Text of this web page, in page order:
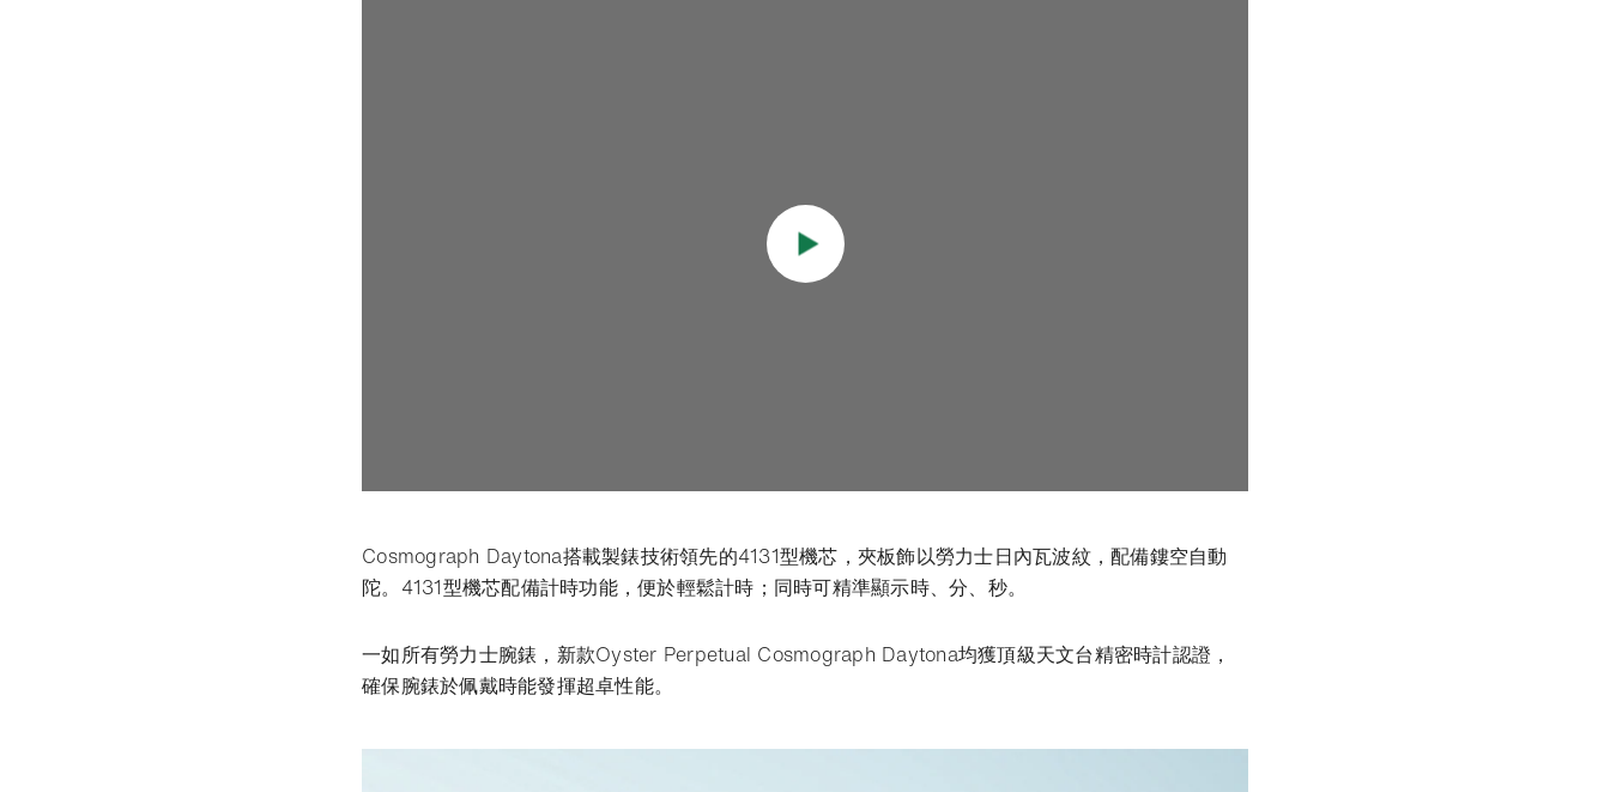
Cosmograph Daytona搭載製錶技術領先的4131型機芯，夾板飾以勞力士日內瓦波紋，配備鏤空自動
陀。4131型機芯配備計時功能，便於輕鬆計時；同時可精準顯示時、分、秒。
一如所有勞力士腕錶，新款Oyster Perpetual Cosmograph Daytona均獲頂級天文台精密時計認證，
確保腕錶於佩戴時能發揮超卓性能。